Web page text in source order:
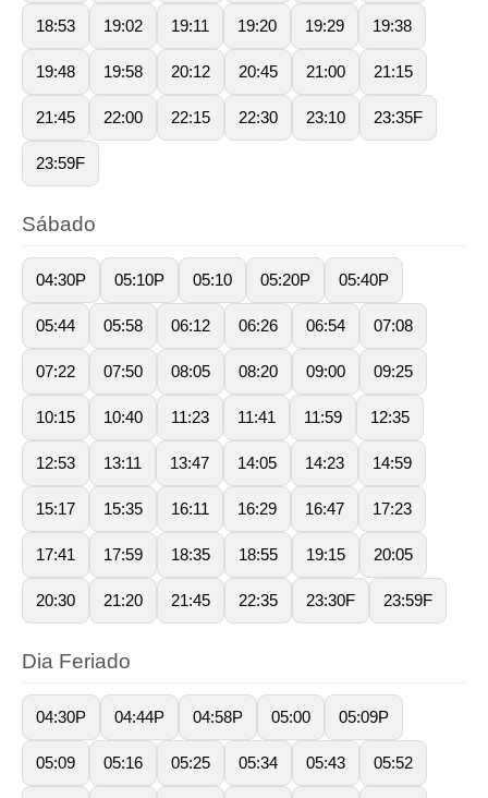
18:53 19:02 19:11 19:20 19:29 19:38
19:48 19:58 20:12 20:45 21:00 21:15
21:45 22:00 22:15 22:30 23:10 23:35F
23:59F
Sábado
04:30P 05:10P 05:10 05:20P 05:40P
05:44 05:58 06:12 06:26 06:54 07:08
07:22 07:50 08:05 08:20 09:00 09:25
10:15 10:40 11:23 11:41 11:59 12:35
12:53 13:11 13:47 14:05 14:23 14:59
15:17 15:35 16:11 16:29 16:47 17:23
17:41 17:59 18:35 18:55 19:15 20:05
20:30 21:20 21:45 22:35 23:30F 23:59F
Dia Feriado
04:30P 04:44P 04:58P 05:00 05:09P
05:09 05:16 05:25 05:34 05:43 05:52